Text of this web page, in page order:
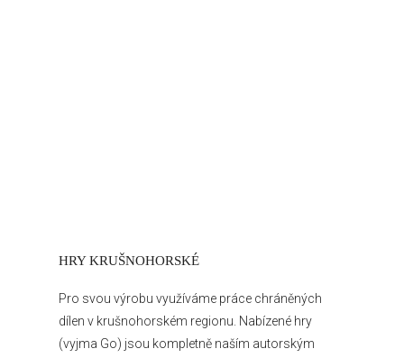
HRY KRUŠNOHORSKÉ
Pro svou výrobu využíváme práce chráněných
dílen v krušnohorském regionu. Nabízené hry
(vyjma Go) jsou kompletně naším autorským